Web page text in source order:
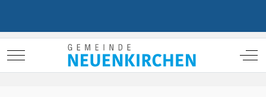
Mobile Menu Toggle Off-